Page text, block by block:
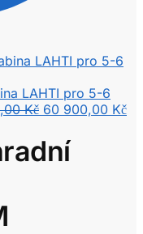
LAHTI pro 5-6
Kč Původní
byla:
84
60 900,00 Kč